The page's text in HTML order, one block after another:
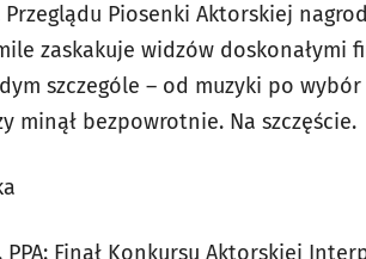
Przeglądu Piosenki Aktorskiej
zaskakuje widzów doskonałymi
szczególe – od muzyki po
minął bezpowrotnie. Na szczęście.
PPA: Finał Konkursu Aktorskiej